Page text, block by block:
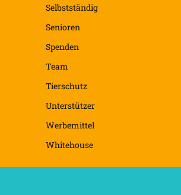
Selbstständig
Senioren
Spenden
Team
Tierschutz
Unterstützer
Werbemittel
Whitehouse